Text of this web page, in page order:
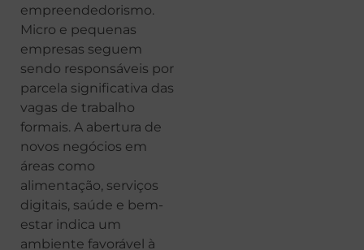
empreendedorismo.
Micro e pequenas
empresas seguem
sendo responsáveis por
parcela significativa das
vagas de trabalho
formais. A abertura de
novos negócios em
áreas como
alimentação, serviços
digitais, saúde e bem-
estar indica um
ambiente favorável à